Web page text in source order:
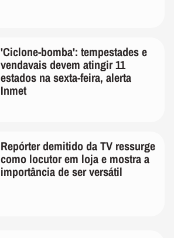
'Ciclone-bomba': tempestades e
vendavais devem atingir 11
estados na sexta-feira, alerta
Inmet
Repórter demitido da TV ressurge
como locutor em loja e mostra a
importância de ser versátil